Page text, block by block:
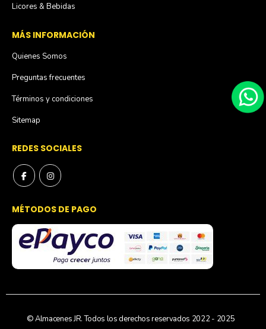
Licores & Bebidas
MÁS INFORMACIÓN
Quienes Somos
Preguntas frecuentes
Términos y condiciones
Sitemap
REDES SOCIALES
MÉTODOS DE PAGO
© Almacenes JR. Todos los derechos reservados 2022 - 2025